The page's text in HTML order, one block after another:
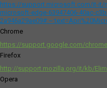
https://support.microsoft.com/it-it/
microsoft-edge-63947406-40ac-
Chrome
https://support.google.com/
Firefox
http://support.mozilla.org/it/kb/
Opera